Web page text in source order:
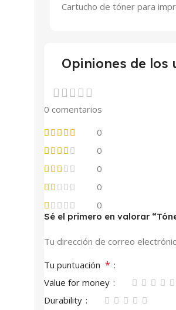
Cartucho de tóner para
Opiniones de los
0 comentarios
0
0
0
0
0
Sé el primero en valorar
Tu dirección de correo
Tu puntuación *
Value for money
Durability